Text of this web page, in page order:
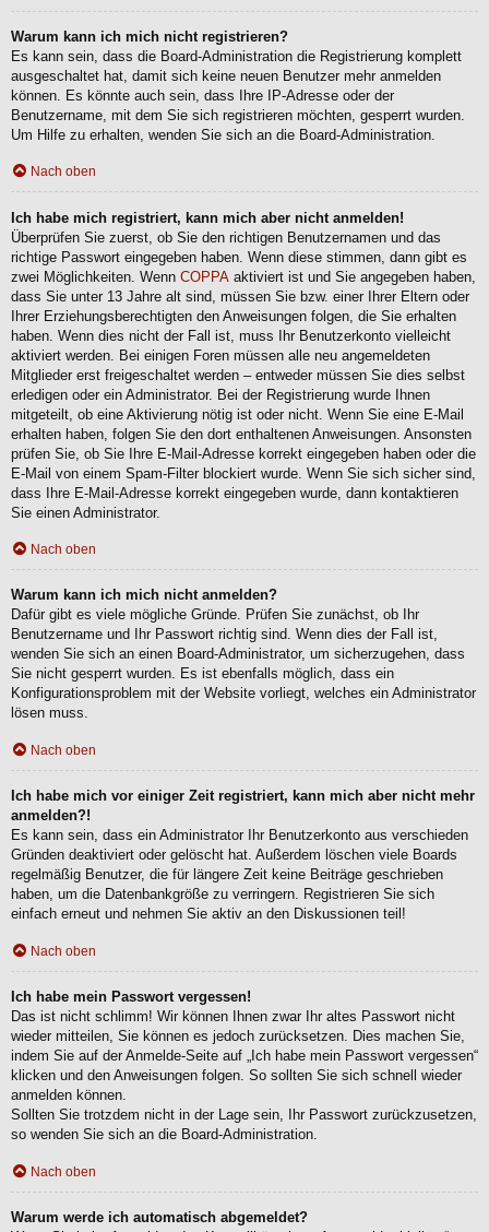
Warum kann ich mich nicht registrieren?
Es kann sein, dass die Board-Administration die Registrierung komplett
ausgeschaltet hat, damit sich keine neuen Benutzer mehr anmelden
können. Es könnte auch sein, dass Ihre IP-Adresse oder der
Benutzername, mit dem Sie sich registrieren möchten, gesperrt wurden.
Um Hilfe zu erhalten, wenden Sie sich an die Board-Administration.
Nach oben
Ich habe mich registriert, kann mich aber nicht anmelden!
Überprüfen Sie zuerst, ob Sie den richtigen Benutzernamen und das
richtige Passwort eingegeben haben. Wenn diese stimmen, dann gibt es
zwei Möglichkeiten. Wenn COPPA aktiviert ist und Sie angegeben haben,
dass Sie unter 13 Jahre alt sind, müssen Sie bzw. einer Ihrer Eltern oder
Ihrer Erziehungsberechtigten den Anweisungen folgen, die Sie erhalten
haben. Wenn dies nicht der Fall ist, muss Ihr Benutzerkonto vielleicht
aktiviert werden. Bei einigen Foren müssen alle neu angemeldeten
Mitglieder erst freigeschaltet werden – entweder müssen Sie dies selbst
erledigen oder ein Administrator. Bei der Registrierung wurde Ihnen
mitgeteilt, ob eine Aktivierung nötig ist oder nicht. Wenn Sie eine E-Mail
erhalten haben, folgen Sie den dort enthaltenen Anweisungen. Ansonsten
prüfen Sie, ob Sie Ihre E-Mail-Adresse korrekt eingegeben haben oder die
E-Mail von einem Spam-Filter blockiert wurde. Wenn Sie sich sicher sind,
dass Ihre E-Mail-Adresse korrekt eingegeben wurde, dann kontaktieren
Sie einen Administrator.
Nach oben
Warum kann ich mich nicht anmelden?
Dafür gibt es viele mögliche Gründe. Prüfen Sie zunächst, ob Ihr
Benutzername und Ihr Passwort richtig sind. Wenn dies der Fall ist,
wenden Sie sich an einen Board-Administrator, um sicherzugehen, dass
Sie nicht gesperrt wurden. Es ist ebenfalls möglich, dass ein
Konfigurationsproblem mit der Website vorliegt, welches ein Administrator
lösen muss.
Nach oben
Ich habe mich vor einiger Zeit registriert, kann mich aber nicht mehr
anmelden?!
Es kann sein, dass ein Administrator Ihr Benutzerkonto aus verschieden
Gründen deaktiviert oder gelöscht hat. Außerdem löschen viele Boards
regelmäßig Benutzer, die für längere Zeit keine Beiträge geschrieben
haben, um die Datenbankgröße zu verringern. Registrieren Sie sich
einfach erneut und nehmen Sie aktiv an den Diskussionen teil!
Nach oben
Ich habe mein Passwort vergessen!
Das ist nicht schlimm! Wir können Ihnen zwar Ihr altes Passwort nicht
wieder mitteilen, Sie können es jedoch zurücksetzen. Dies machen Sie,
indem Sie auf der Anmelde-Seite auf „Ich habe mein Passwort vergessen“
klicken und den Anweisungen folgen. So sollten Sie sich schnell wieder
anmelden können.
Sollten Sie trotzdem nicht in der Lage sein, Ihr Passwort zurückzusetzen,
so wenden Sie sich an die Board-Administration.
Nach oben
Warum werde ich automatisch abgemeldet?